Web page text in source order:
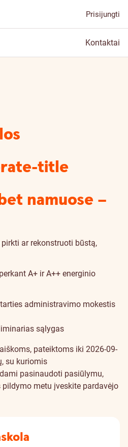
Prisijungti
Kontaktai
title
namuose –
ar rekonstruoti būstą,
A+ ir A++ energinio
administravimo mokestis
sąlygas
pateiktoms iki 2026-09-
su kuriomis
pasinaudoti pasiūlymu,
metu įveskite pardavėjo